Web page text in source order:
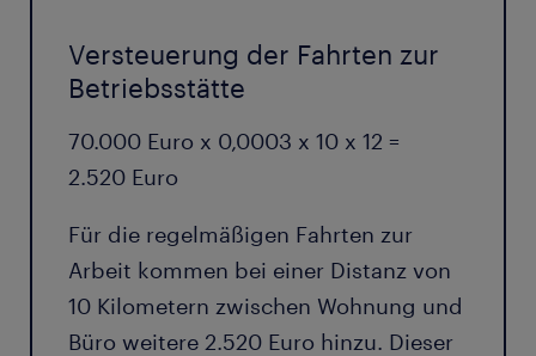
Versteuerung der Fahrten zur
Betriebsstätte
70.000 Euro x 0,0003 x 10 x 12 =
2.520 Euro
Für die regelmäßigen Fahrten zur
Arbeit kommen bei einer Distanz von
10 Kilometern zwischen Wohnung und
Büro weitere 2.520 Euro hinzu. Dieser